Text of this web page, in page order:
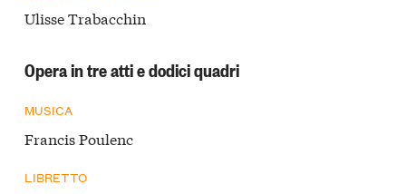
Ulisse Trabacchin
Opera in tre atti e dodici quadri
MUSICA
Francis Poulenc
LIBRETTO